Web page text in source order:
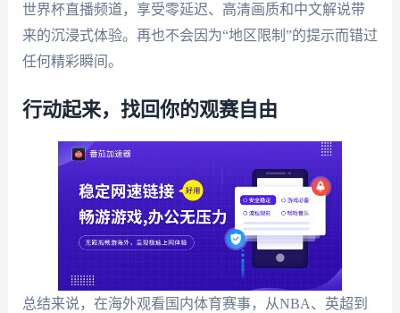
世界杯直播频道，享受零延迟、高清画质和中文解说带
来的沉浸式体验。再也不会因为“地区限制”的提示而错过
任何精彩瞬间。
行动起来，找回你的观赛自由
总结来说，在海外观看国内体育赛事，从NBA、英超到